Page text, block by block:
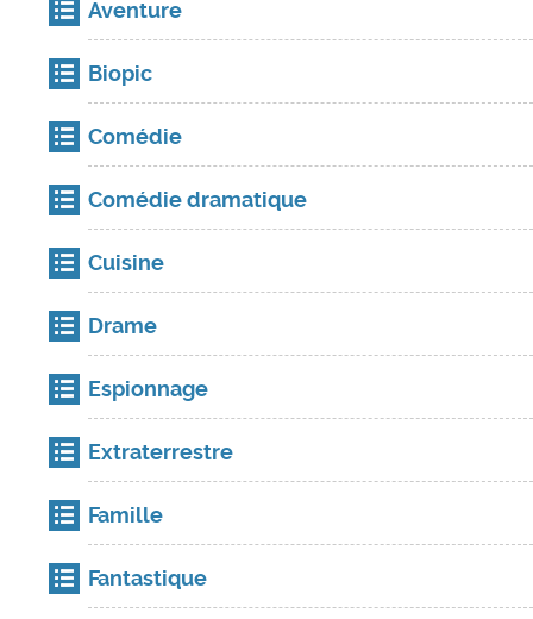
Aventure
Biopic
Comédie
Comédie dramatique
Cuisine
Drame
Espionnage
Extraterrestre
Famille
Fantastique